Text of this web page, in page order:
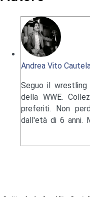
Andrea Vito
Seguo il
della WWE.
preferiti. Non
dall'età di 6 anni.